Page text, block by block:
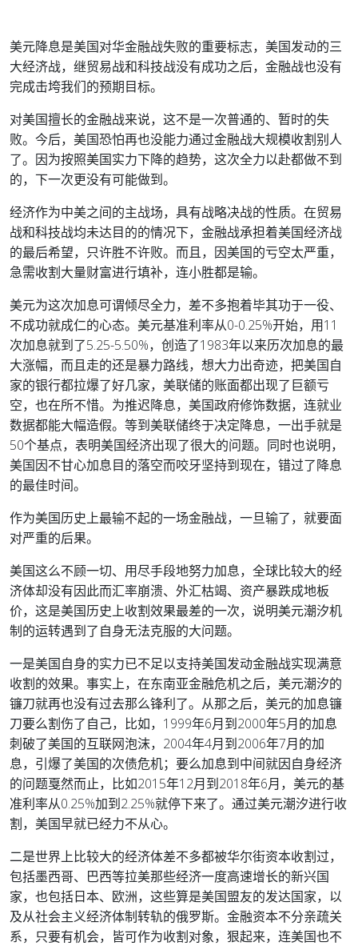
美元降息是美国对华金融战失败的重要标志，美国发动的三
大经济战，继贸易战和科技战没有成功之后，金融战也没有
完成击垮我们的预期目标。
对美国擅长的金融战来说，这不是一次普通的、暂时的失
败。今后，美国恐怕再也没能力通过金融战大规模收割别人
了。因为按照美国实力下降的趋势，这次全力以赴都做不到
的，下一次更没有可能做到。
经济作为中美之间的主战场，具有战略决战的性质。在贸易
战和科技战均未达目的的情况下，金融战承担着美国经济战
的最后希望，只许胜不许败。而且，因美国的亏空太严重，
急需收割大量财富进行填补，连小胜都是输。
美元为这次加息可谓倾尽全力，差不多抱着毕其功于一役、
不成功就成仁的心态。美元基准利率从0-0.25%开始，用11
次加息就到了5.25-5.50%，创造了1983年以来历次加息的最
大涨幅，而且走的还是暴力路线，想大力出奇迹，把美国自
家的银行都拉爆了好几家，美联储的账面都出现了巨额亏
空，也在所不惜。为推迟降息，美国政府修饰数据，连就业
数据都能大幅造假。等到美联储终于决定降息，一出手就是
50个基点，表明美国经济出现了很大的问题。同时也说明，
美国因不甘心加息目的落空而咬牙坚持到现在，错过了降息
的最佳时间。
作为美国历史上最输不起的一场金融战，一旦输了，就要面
对严重的后果。
美国这么不顾一切、用尽手段地努力加息，全球比较大的经
济体却没有因此而汇率崩溃、外汇枯竭、资产暴跌成地板
价，这是美国历史上收割效果最差的一次，说明美元潮汐机
制的运转遇到了自身无法克服的大问题。
一是美国自身的实力已不足以支持美国发动金融战实现满意
收割的效果。事实上，在东南亚金融危机之后，美元潮汐的
镰刀就再也没有过去那么锋利了。从那之后，美元的加息镰
刀要么割伤了自己，比如，1999年6月到2000年5月的加息
刺破了美国的互联网泡沫，2004年4月到2006年7月的加
息，引爆了美国的次债危机；要么加息到中间就因自身经济
的问题戛然而止，比如2015年12月到2018年6月，美元的基
准利率从0.25%加到2.25%就停下来了。通过美元潮汐进行收
割，美国早就已经力不从心。
二是世界上比较大的经济体差不多都被华尔街资本收割过，
包括墨西哥、巴西等拉美那些经济一度高速增长的新兴国
家，也包括日本、欧洲，这些算是美国盟友的发达国家，以
及从社会主义经济体制转轨的俄罗斯。金融资本不分亲疏关
系，只要有机会，皆可作为收割对象，狠起来，连美国也不